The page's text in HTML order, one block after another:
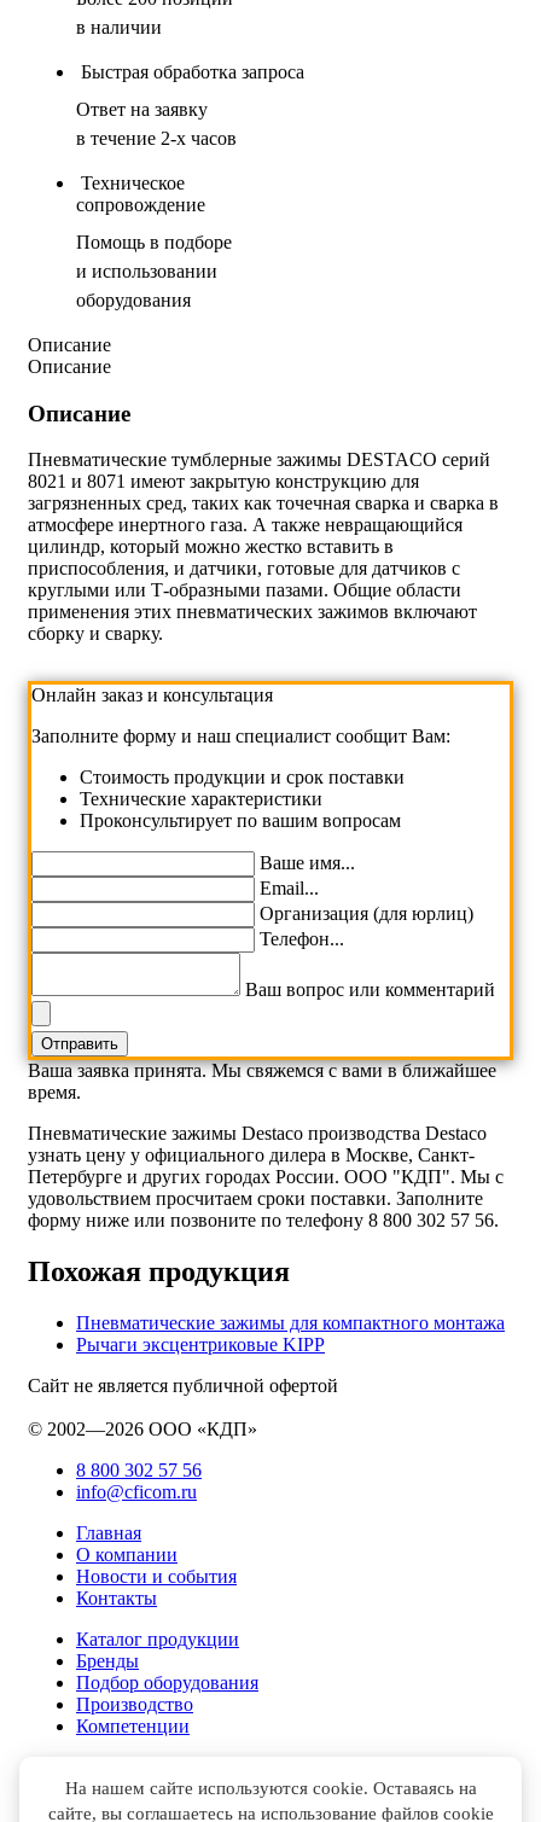
в наличии
Быстрая обработка запроса
Ответ на заявку
в течение 2-х часов
Техническое
сопровождение
Помощь в подборе
и использовании
оборудования
Описание
Описание
Описание
Пневматические тумблерные зажимы DESTACO серий
8021 и 8071 имеют закрытую конструкцию для
загрязненных сред, таких как точечная сварка и сварка в
атмосфере инертного газа. А также невращающийся
цилиндр, который можно жестко вставить в
приспособления, и датчики, готовые для датчиков с
круглыми или Т-образными пазами. Общие области
применения этих пневматических зажимов включают
сборку и сварку.
Онлайн заказ и консультация
Заполните форму и наш специалист сообщит Вам:
Cтоимость продукции и срок поставки
Технические характеристики
Проконсультирует по вашим вопросам
Ваше имя...
Email...
Организация (для юрлиц)
Телефон...
Ваш вопрос или комментарий
Ваша заявка принята. Мы свяжемся с вами в ближайшее
время.
Пневматические зажимы Destaco производства Destaco
узнать цену у официального дилера в Москве, Санкт-
Петербурге и других городах России. ООО "КДП". Мы с
удовольствием просчитаем сроки поставки. Заполните
форму ниже или позвоните по телефону 8 800 302 57 56.
Похожая продукция
Пневматические зажимы для компактного монтажа
Рычаги эксцентриковые KIPP
Сайт не является публичной офертой
© 2002—2026 ООО «КДП»
8 800 302 57 56
info@cficom.ru
Главная
О компании
Новости и события
Контакты
Каталог продукции
Бренды
Подбор оборудования
Производство
Компетенции
На нашем сайте используются cookie. Оставаясь на
сайте, вы соглашаетесь на использование файлов cookie